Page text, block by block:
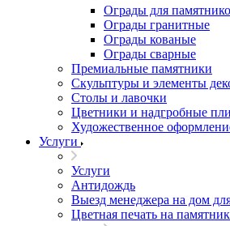
Ограды для
Ограды гранитные
Ограды кованые
Ограды сварные
Премиальные памятники
Скульптуры и элементы
Столы и лавочки
Цветники и надгробные
Художественное
Услуги
Услуги
Антидождь
Выезд менеджера на дом
Цветная печать на